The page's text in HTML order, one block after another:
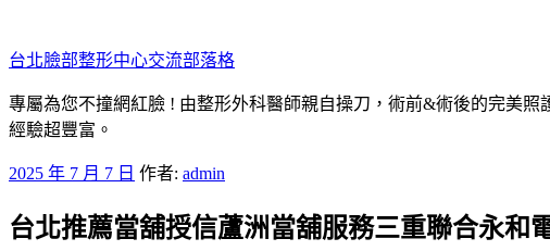
至
主
要
內
台北臉部整形中心交流部落格
專屬為您不撞網紅臉 ! 由整形外科醫師親自操刀，術前&術後的完美
經驗超豐富。
發
於
2025 年 7 月 7 日 作者: admin
台北推薦當舖授信蘆洲當舖服務三重聯合永和